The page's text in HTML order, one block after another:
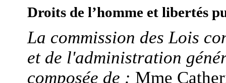
Droits de l’homme et libertés
La commission des Lois
et de l'administration
composée de : Mme